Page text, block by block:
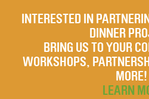
INTERESTED IN
DINNER
BRING US TO YOUR
WORKSHOPS,
MORE!
LEARN